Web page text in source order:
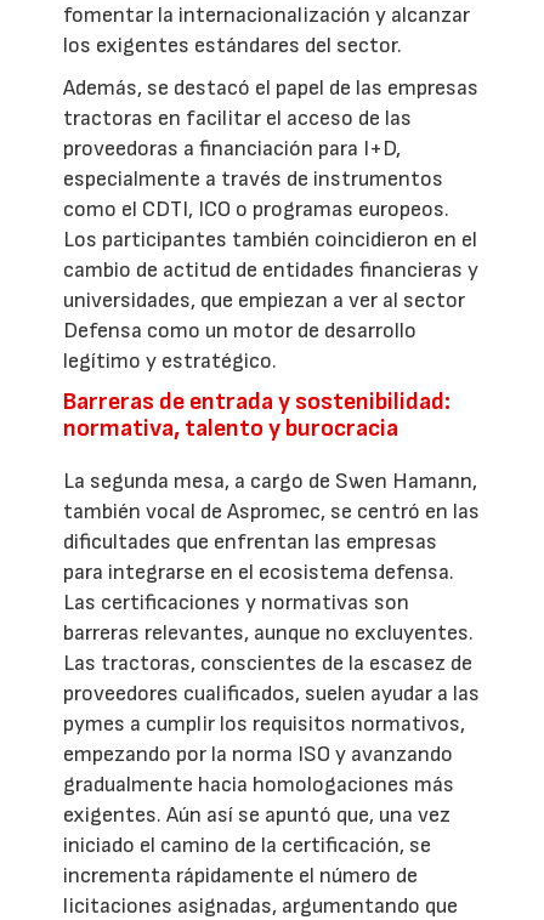
fomentar la internacionalización y alcanzar
los exigentes estándares del sector.
Además, se destacó el papel de las empresas
tractoras en facilitar el acceso de las
proveedoras a financiación para I+D,
especialmente a través de instrumentos
como el CDTI, ICO o programas europeos.
Los participantes también coincidieron en el
cambio de actitud de entidades financieras y
universidades, que empiezan a ver al sector
Defensa como un motor de desarrollo
legítimo y estratégico.
Barreras de entrada y sostenibilidad:
normativa, talento y burocracia
La segunda mesa, a cargo de Swen Hamann,
también vocal de Aspromec, se centró en las
dificultades que enfrentan las empresas
para integrarse en el ecosistema defensa.
Las certificaciones y normativas son
barreras relevantes, aunque no excluyentes.
Las tractoras, conscientes de la escasez de
proveedores cualificados, suelen ayudar a las
pymes a cumplir los requisitos normativos,
empezando por la norma ISO y avanzando
gradualmente hacia homologaciones más
exigentes. Aún así se apuntó que, una vez
iniciado el camino de la certificación, se
incrementa rápidamente el número de
licitaciones asignadas, argumentando que